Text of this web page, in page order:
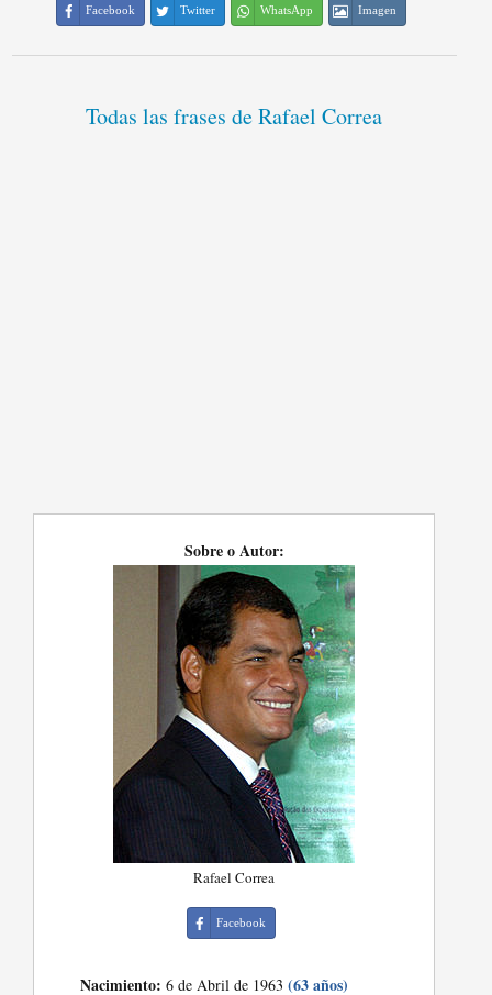
Facebook Twitter WhatsApp Imagen
Todas las frases de Rafael Correa
Sobre o Autor:
Rafael Correa
Facebook
Nacimiento: 6 de Abril de 1963(63 años)